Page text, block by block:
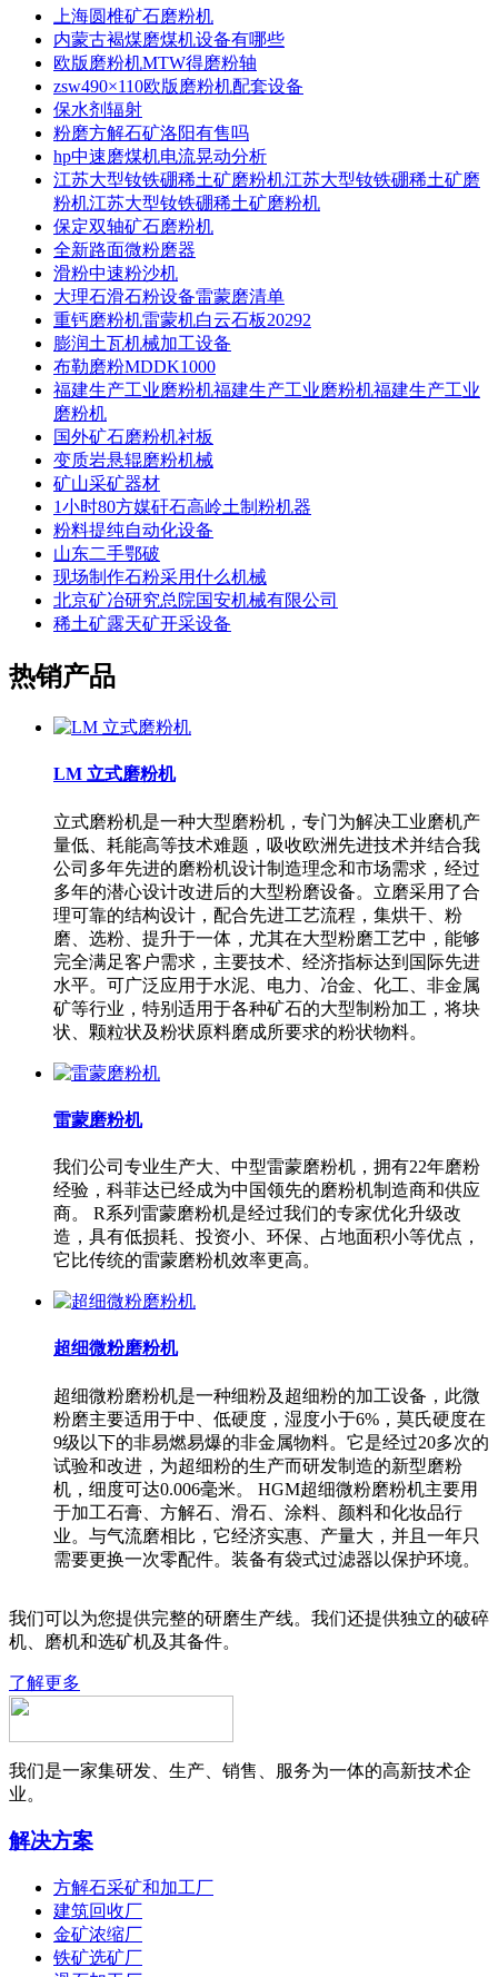
上海圆椎矿石磨粉机
内蒙古褐煤磨煤机设备有哪些
欧版磨粉机MTW得磨粉轴
zsw490×110欧版磨粉机配套设备
保水剂辐射
粉磨方解石矿洛阳有售吗
hp中速磨煤机电流晃动分析
江苏大型钕铁硼稀土矿磨粉机江苏大型钕铁硼稀土矿磨
粉机江苏大型钕铁硼稀土矿磨粉机
保定双轴矿石磨粉机
全新路面微粉磨器
滑粉中速粉沙机
大理石滑石粉设备雷蒙磨清单
重钙磨粉机雷蒙机白云石板20292
膨润土瓦机械加工设备
布勒磨粉MDDK1000
福建生产工业磨粉机福建生产工业磨粉机福建生产工业
磨粉机
国外矿石磨粉机衬板
变质岩悬辊磨粉机械
矿山采矿器材
1小时80方媒矸石高岭土制粉机器
粉料提纯自动化设备
山东二手鄂破
现场制作石粉采用什么机械
北京矿冶研究总院国安机械有限公司
稀土矿露天矿开采设备
热销产品
LM 立式磨粉机
立式磨粉机是一种大型磨粉机，专门为解决工业磨机产
量低、耗能高等技术难题，吸收欧洲先进技术并结合我
公司多年先进的磨粉机设计制造理念和市场需求，经过
多年的潜心设计改进后的大型粉磨设备。立磨采用了合
理可靠的结构设计，配合先进工艺流程，集烘干、粉
磨、选粉、提升于一体，尤其在大型粉磨工艺中，能够
完全满足客户需求，主要技术、经济指标达到国际先进
水平。可广泛应用于水泥、电力、冶金、化工、非金属
矿等行业，特别适用于各种矿石的大型制粉加工，将块
状、颗粒状及粉状原料磨成所要求的粉状物料。
雷蒙磨粉机
我们公司专业生产大、中型雷蒙磨粉机，拥有22年磨粉
经验，科菲达已经成为中国领先的磨粉机制造商和供应
商。 R系列雷蒙磨粉机是经过我们的专家优化升级改
造，具有低损耗、投资小、环保、占地面积小等优点，
它比传统的雷蒙磨粉机效率更高。
超细微粉磨粉机
超细微粉磨粉机是一种细粉及超细粉的加工设备，此微
粉磨主要适用于中、低硬度，湿度小于6%，莫氏硬度在
9级以下的非易燃易爆的非金属物料。它是经过20多次的
试验和改进，为超细粉的生产而研发制造的新型磨粉
机，细度可达0.006毫米。 HGM超细微粉磨粉机主要用
于加工石膏、方解石、滑石、涂料、颜料和化妆品行
业。与气流磨相比，它经济实惠、产量大，并且一年只
需要更换一次零配件。装备有袋式过滤器以保护环境。
我们可以为您提供完整的研磨生产线。我们还提供独立的破碎
机、磨机和选矿机及其备件。
了解更多
我们是一家集研发、生产、销售、服务为一体的高新技术企
业。
解决方案
方解石采矿和加工厂
建筑回收厂
金矿浓缩厂
铁矿选矿厂